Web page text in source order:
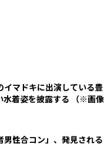
イマドキに出演している豊
水着姿を披露する （※画像
男性合コン」、発見される